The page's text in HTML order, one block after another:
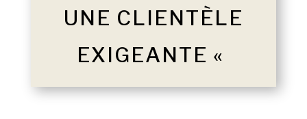
UNE CLIENTÈLE
EXIGEANTE «